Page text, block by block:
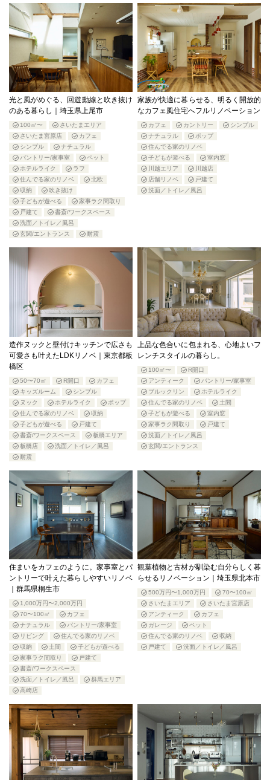
光と風がめぐる、回遊動線と吹き抜け
のある暮らし｜埼玉県上尾市
100㎡〜
さいたまエリア
さいたま宮原店
カフェ
シンプル
ナチュラル
パントリー/家事室
ペット
ホテルライク
ラフ
住んでる家のリノベ
北欧
収納
吹き抜け
子どもが遊べる
家事ラク間取り
戸建て
書斎/ワークスペース
洗面／トイレ／風呂
玄関/エントランス
耐震
家族が快適に暮らせる、明るく開放的
なカフェ風住宅へフルリノベーション
カフェ カントリー
シンプル
ナチュラル
ポップ
住んでる家のリノベ
子どもが遊べる
室内窓
川越エリア
川越店
店舗リノベ
戸建て
洗面／トイレ／風呂
造作ヌックと壁付けキッチンで広さも
可愛さも叶えたLDKリノベ｜東京都板
橋区
50〜70㎡ R開口
カフェ
キッズルーム
シンプル
ヌック
ホテルライク
ポップ
住んでる家のリノベ
収納
子どもが遊べる
戸建て
書斎/ワークスペース
板橋エリア
板橋店
洗面／トイレ／風呂
耐震
上品な色合いに包まれる、心地よいフ
レンチスタイルの暮らし。
100㎡〜
R開口
アンティーク
パントリー/家事室
ブルックリン
ホテルライク
住んでる家のリノベ
土間
子どもが遊べる
室内窓
家事ラク間取り
戸建て
洗面／トイレ／風呂
玄関/エントランス
住まいをカフェのように。家事室とパ
ントリーで叶えた暮らしやすいリノベ
｜群馬県桐生市
1,000万円〜2,000万円
70〜100㎡
カフェ
ナチュラル
パントリー/家事室
リビング
住んでる家のリノベ
収納
土間
子どもが遊べる
家事ラク間取り
戸建て
書斎/ワークスペース
洗面／トイレ／風呂
群馬エリア
高崎店
観葉植物と古材が馴染む自分らしく暮
らせるリノベーション｜埼玉県北本市
500万円〜1,000万円
70〜100㎡
さいたまエリア
さいたま宮原店
アンティーク
カフェ
ガレージ
ペット
住んでる家のリノベ
収納
戸建て
洗面／トイレ／風呂